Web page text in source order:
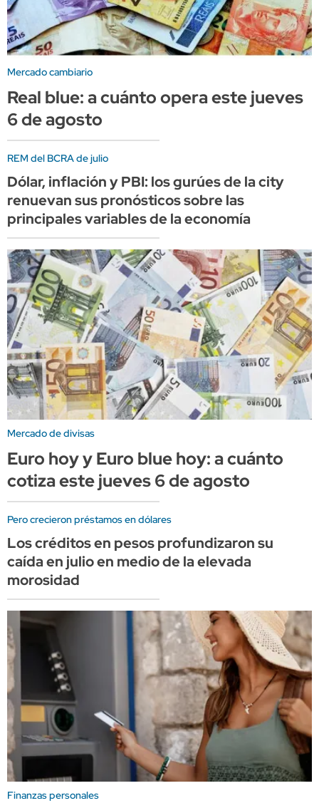
Mercado cambiario
Real blue: a cuánto opera este jueves
6 de agosto
REM del BCRA de julio
Dólar, inflación y PBI: los gurúes de la city
renuevan sus pronósticos sobre las
principales variables de la economía
Mercado de divisas
Euro hoy y Euro blue hoy: a cuánto
cotiza este jueves 6 de agosto
Pero crecieron préstamos en dólares
Los créditos en pesos profundizaron su
caída en julio en medio de la elevada
morosidad
Finanzas personales